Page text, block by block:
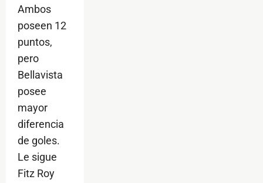
Ambos
poseen 12
puntos,
pero
Bellavista
posee
mayor
diferencia
de goles.
Le sigue
Fitz Roy